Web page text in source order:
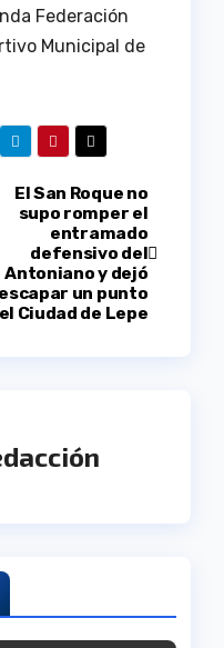
Federación
Municipal de
El San Roque no
supo romper el
entramado
defensivo del
Antoniano y dejó
escapar un punto
Ciudad de Lepe